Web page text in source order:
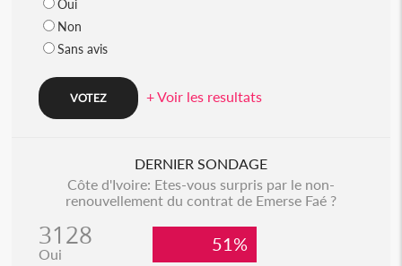
Oui
Non
Sans avis
+ Voir les resultats
DERNIER SONDAGE
Côte d'Ivoire: Etes-vous surpris par le non-
renouvellement du contrat de Emerse Faé ?
3128
Oui 51%